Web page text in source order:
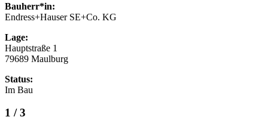
Bauherr*in:
Endress+Hauser SE+Co. KG
Lage:
Hauptstraße 1
79689 Maulburg
Status:
Im Bau
1 / 3